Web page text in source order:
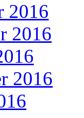
2016
2016
2016